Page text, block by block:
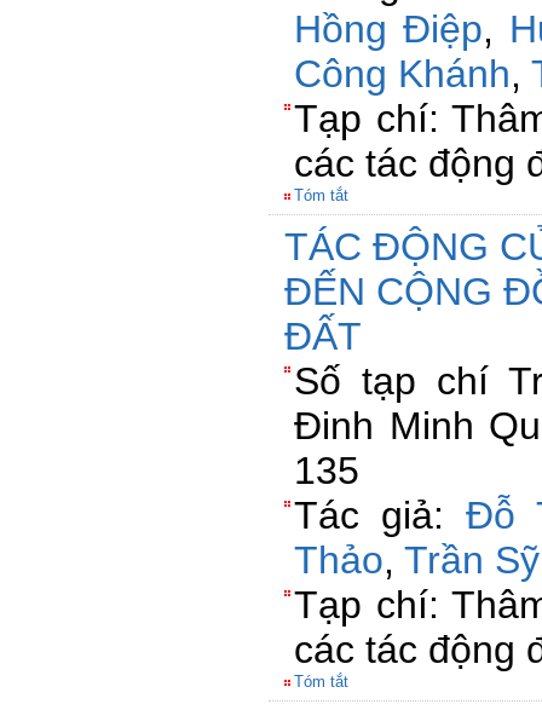
Hồng Điệp,
Công Khánh,
Tạp chí:
các tác động
Tóm tắt
TÁC ĐỘNG
ĐẾN CỘNG
ĐẤT
Số tạp chí
Đinh Minh
135
Tác giả: Đỗ
Thảo, Trần
Tạp chí:
các tác động
Tóm tắt